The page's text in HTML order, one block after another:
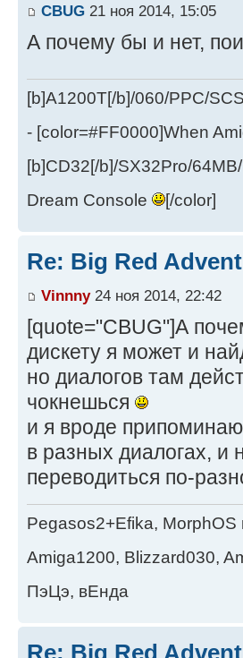
CBUG 21 ноя 2014, 15:05
А почему бы и нет,
[b]A1200T[/b]/060/PPC/
- [color=#FF0000]When
[b]CD32[/b]/SX32Pro/
Dream Console
[/color]
Re: Big Red
Vinnny24 ноя 2014, 22:42
[quote="CBUG"]А
дискету я может и
но диалогов там
чокнешься
и я вроде
в разных диалогах, и
переводиться по-
Pegasos2+Efika, MorphOS
Amiga1200, Blizzard030,
ПэЦэ, вЕнда